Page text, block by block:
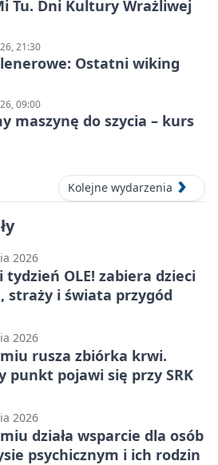
Tu. Dni Kultury Wrażliwej
21:30
Ostatni wiking
09:00
maszynę do szycia – kurs
Kolejne wydarzenia
2026
tydzień OLE! zabiera dzieci
straży i świata przygód
2026
rusza zbiórka krwi.
punkt pojawi się przy SRK
2026
działa wsparcie dla osób
psychicznym i ich rodzin